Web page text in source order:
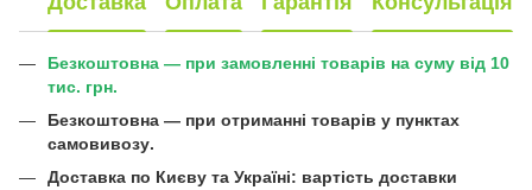
Безкоштовна — при замовленні товарів на суму від 10
тис. грн.
Безкоштовна — при отриманні товарів у пунктах
самовивозу.
Доставка по Києву та Україні: вартість доставки